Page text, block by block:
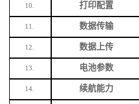
10. 打印配置
11. 数据传输
12. 数据上传
13. 电池参数
14. 续航能力